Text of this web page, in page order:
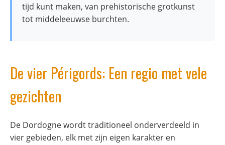
tijd kunt maken, van prehistorische grotkunst
tot middeleeuwse burchten.
De vier Périgords: Een regio met vele
gezichten
De Dordogne wordt traditioneel onderverdeeld in
vier gebieden, elk met zijn eigen karakter en